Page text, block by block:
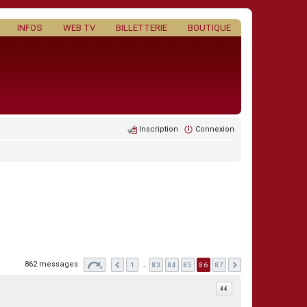
BOUTIQUE
BILLETTERIE
WEB TV
INFOS
Connexion
Inscription
862 messages 1 83 84 85 86 87
Citation